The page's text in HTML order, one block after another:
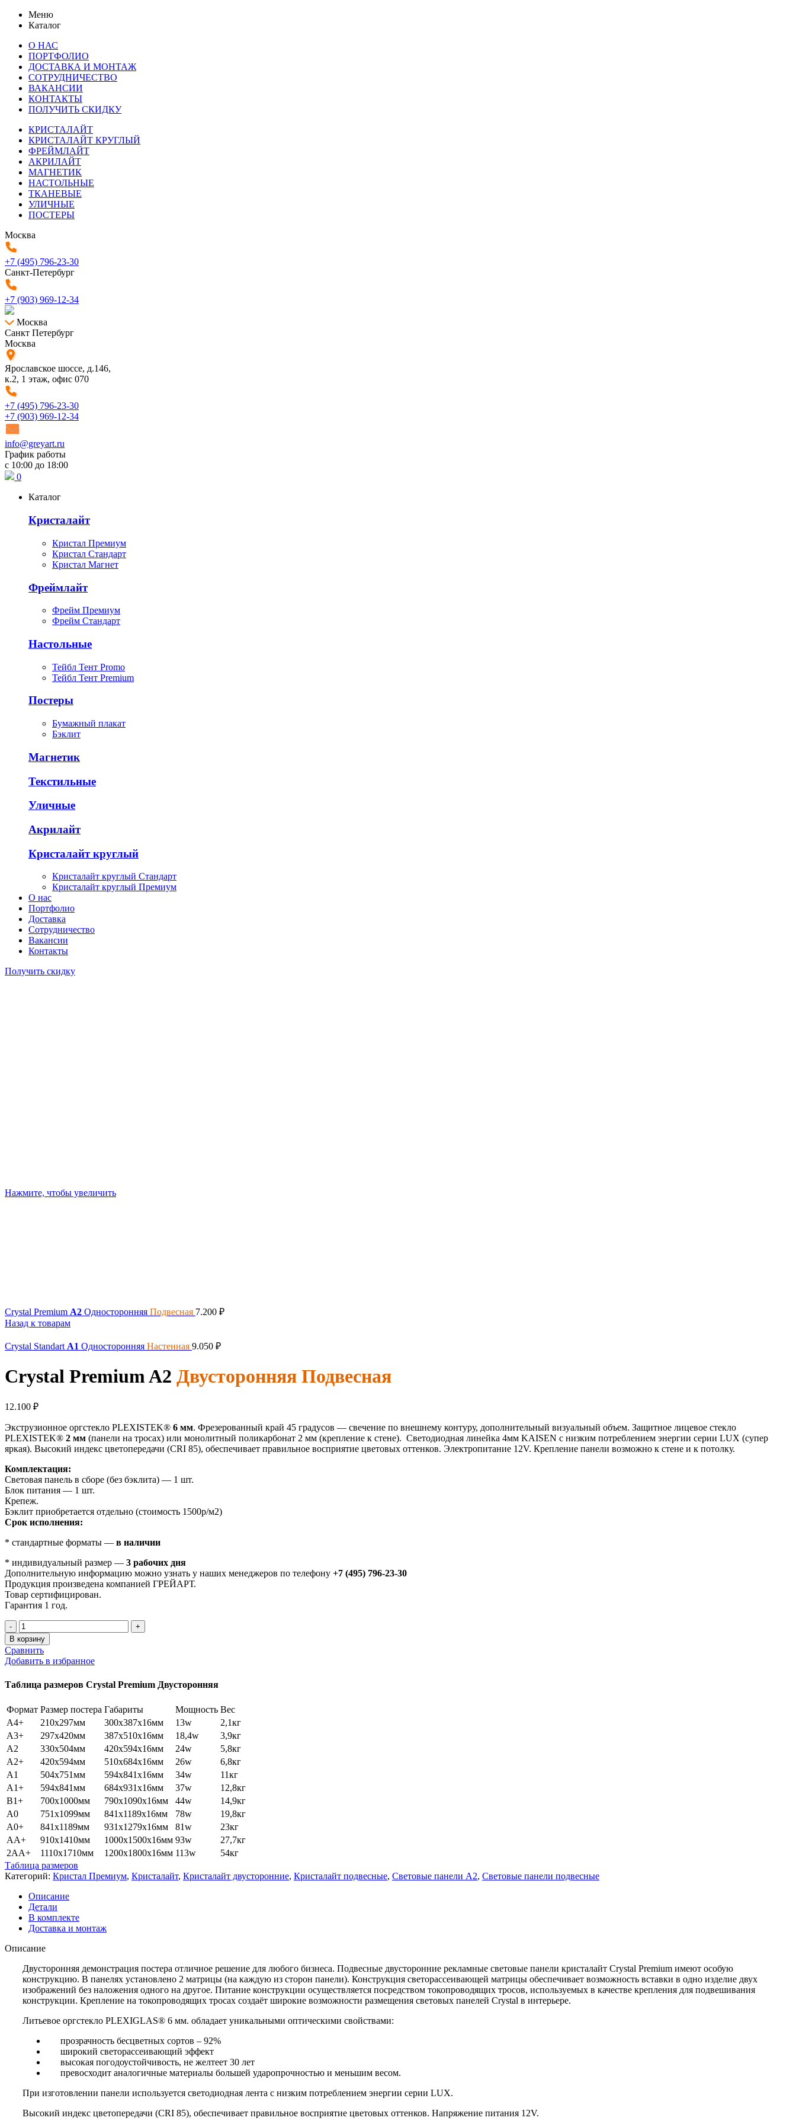
Меню
Каталог
О НАС
ПОРТФОЛИО
ДОСТАВКА И МОНТАЖ
СОТРУДНИЧЕСТВО
ВАКАНСИИ
КОНТАКТЫ
ПОЛУЧИТЬ СКИДКУ
КРИСТАЛАЙТ
КРИСТАЛАЙТ КРУГЛЫЙ
ФРЕЙМЛАЙТ
АКРИЛАЙТ
МАГНЕТИК
НАСТОЛЬНЫЕ
ТКАНЕВЫЕ
УЛИЧНЫЕ
ПОСТЕРЫ
Москва
+7 (495) 796-23-30
Санкт-Петербург
+7 (903) 969-12-34
Москва
Санкт Петербург
Москва
Ярославское шоссе, д.146,
к.2, 1 этаж, офис 070
+7 (495) 796-23-30
+7 (903) 969-12-34
info@greyart.ru
График работы
с 10:00 до 18:00
0
Каталог
Кристалайт
Кристал Премиум
Кристал Стандарт
Кристал Магнет
Фреймлайт
Фрейм Премиум
Фрейм Стандарт
Настольные
Тейбл Тент Promo
Тейбл Тент Premium
Постеры
Бумажный плакат
Бэклит
Магнетик
Текстильные
Уличные
Акрилайт
Кристалайт круглый
Кристалайт круглый Стандарт
Кристалайт круглый Премиум
О нас
Портфолио
Доставка
Сотрудничество
Вакансии
Контакты
Получить скидку
Нажмите, чтобы увеличить
Crystal Premium A2 Односторонняя Подвесная 7.200 ₽
Назад к товарам
Crystal StandartA1 Односторонняя Настенная 9.050 ₽
Crystal PremiumA2 Двусторонняя Подвесная
12.100 ₽
Экструзионное оргстекло PLEXISTEK® 6 мм. Фрезерованный край 45 градусов — свечение по внешнему контуру, дополнительный визуальный объем. Защитное лицевое стекло
PLEXISTEK® 2 мм (панели на тросах) или монолитный поликарбонат 2 мм (крепление к стене). Светодиодная линейка 4мм KAISEN с низким потреблением энергии серии LUX (супер
яркая). Высокий индекс цветопередачи (CRI 85), обеспечивает правильное восприятие цветовых оттенков. Электропитание 12V. Крепление панели возможно к стене и к потолку.
Комплектация:
Световая панель в сборе (без бэклита) — 1 шт.
Блок питания — 1 шт.
Крепеж.
Бэклит приобретается отдельно (стоимость 1500р/м2)
Срок исполнения:
* стандартные форматы — в наличии
* индивидуальный размер — 3 рабочих дня
Дополнительную информацию можно узнать у наших менеджеров по телефону +7 (495) 796-23-30
Продукция произведена компанией ГРЕЙАРТ.
Товар сертифицирован.
Гарантия 1 год.
Количество
товара
Crystal
Premium
A2
Подвесная
В корзину
Сравнить
Добавить в избранное
Таблица размеров Crystal Premium Двусторонняя
Формат Размер постера Габариты Мощность Вес
A4+
210x297мм 300x387x16мм 13w
2,1кг
A3+
297х420мм 387х510х16мм 18,4w
3,9кг
А2
330х504мм 420х594х16мм 24w
5,8кг
A2+
420х594мм 510х684х16мм 26w
6,8кг
A1
504х751мм 594х841х16мм 34w
11кг
A1+
594х841мм 684х931х16мм 37w
12,8кг
B1+
700х1000мм 790х1090х16мм 44w
14,9кг
A0
751х1099мм 841х1189х16мм 78w
19,8кг
A0+
841х1189мм 931х1279х16мм 81w
23кг
AA+
910х1410мм 1000х1500х16мм 93w
27,7кг
2AA+
1110х1710мм 1200х1800х16мм 113w
54кг
Таблица размеров
Категорий: Кристал Премиум, Кристалайт, Кристалайт двусторонние, Кристалайт подвесные, Световые панели А2, Световые панели подвесные
Описание
Детали
В комплекте
Доставка и монтаж
Описание
Двусторонняя демонстрация постера отличное решение для любого бизнеса. Подвесные двусторонние рекламные световые панели кристалайт Crystal Premium имеют особую
конструкцию. В панелях установлено 2 матрицы (на каждую из сторон панели). Конструкция светорассеивающей матрицы обеспечивает возможность вставки в одно изделие двух
изображений без наложения одного на другое. Питание конструкции осуществляется посредством токопроводящих тросов, используемых в качестве крепления для подвешивания
конструкции. Крепление на токопроводящих тросах создаёт широкие возможности размещения световых панелей Crystal в интерьере.
Литьевое оргстекло PLEXIGLAS® 6 мм. обладает уникальными оптическими свойствами:
прозрачность бесцветных сортов – 92%
широкий светорассеивающий эффект
высокая погодоустойчивость, не желтеет 30 лет
превосходит аналогичные материалы большей ударопрочностью и меньшим весом.
При изготовлении панели используется светодиодная лента с низким потреблением энергии серии LUX.
Высокий индекс цветопередачи (CRI 85), обеспечивает правильное восприятие цветовых оттенков. Напряжение питания 12V.